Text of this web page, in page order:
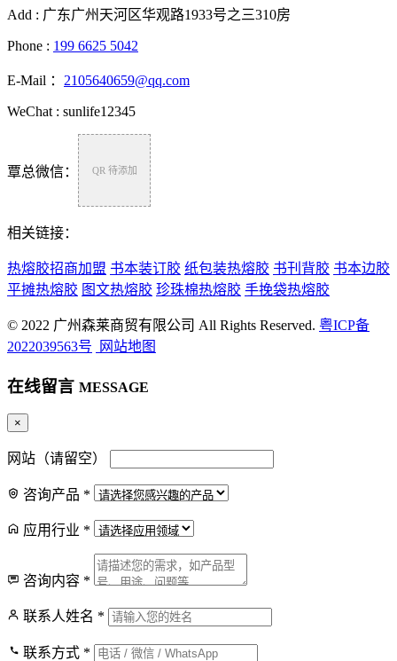
Add : 广东广州天河区华观路1933号之三310房
Phone : 199 6625 5042
E-Mail ： 2105640659@qq.com
WeChat : sunlife12345
覃总微信： QR 待添加
相关链接：
热熔胶招商加盟 书本装订胶 纸包装热熔胶 书刊背胶 书本边胶
平摊热熔胶 图文热熔胶 珍珠棉热熔胶 手挽袋热熔胶
© 2022 广州森莱商贸有限公司 All Rights Reserved. 粤ICP备
2022039563号
网站地图
在线留言 MESSAGE
×
网站（请留空）
咨询产品 *
应用行业 *
咨询内容 *
联系人姓名 *
联系方式 *